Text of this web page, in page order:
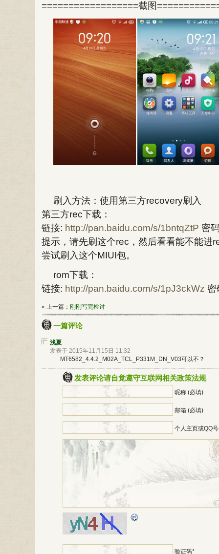
==================截图
刷入方法：使用第三方recovery刷入
第三方rec下载：
链接: http://pan.baidu.com/s/1bntqZtP 密
提示，请先刷这个rec，然后看看能不能进
尝试刷入这个MIUI包。
rom下载：
链接: http://pan.baidu.com/s/1pJ3ckWz 密
« 上一篇： 刚刚写完检讨
一篇评论
浅夏
发表于 2015年11月15日 11:32
MT6582_4.4.2_M02A_TCL_P331M_DN_V03可以不？
发表评论请自觉遵守互联网相关政策法规
昵称 (必填)
邮箱 (必填)
个人主页或QQ
验证码*